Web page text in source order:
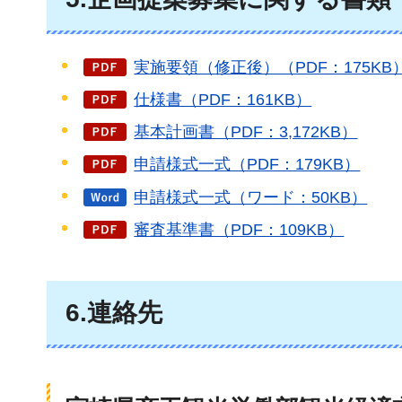
実施要領（修正後）（PDF：175KB
仕様書（PDF：161KB）
基本計画書（PDF：3,172KB）
申請様式一式（PDF：179KB）
申請様式一式（ワード：50KB）
審査基準書（PDF：109KB）
6.連絡先